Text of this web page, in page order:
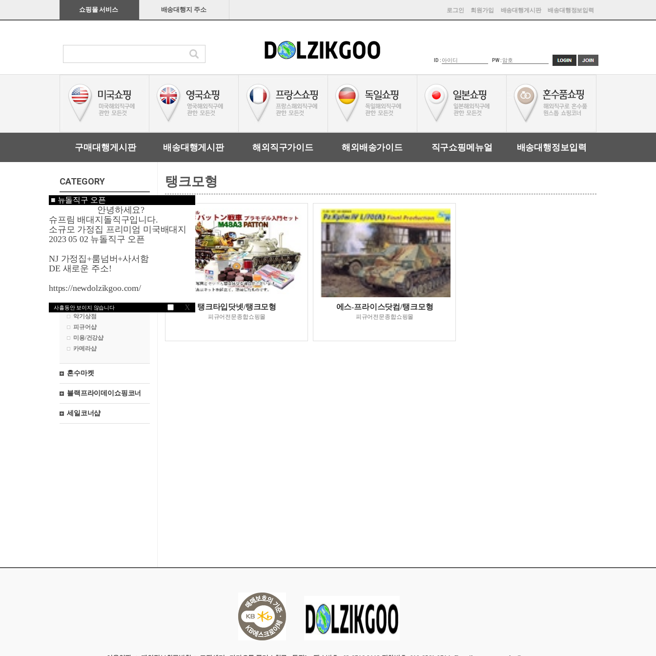
■ 뉴돌직구 오픈
안녕하세요?
슈프림 배대지돌직구입니다.
소규모 가정집 프리미엄 미국배대지
2023 05 02 뉴돌직구 오픈
NJ 가정집+룸넘버+사서함
DE 새로운 주소!
https://newdolzikgoo.com/
사흘동안 보이지 않습니다 X
쇼핑몰 서비스 배송대행지 주소 로그인 회원가입 배송대행게시판 배송대행정보입력
ID : PW :
구매대행게시판 배송대행게시판 해외직구가이드 해외배송가이드 직구쇼핑메뉴얼 배송대행정보입력
CATEGORY
미국쇼핑
영국쇼핑
프랑스쇼핑
독일쇼핑
낚시용품
악기상점
피규어샵
미용/건강샵
카메라샵
혼수마켓
블랙프라이데이쇼핑코너
세일코너샵
탱크모형
탱크타입닷넷/탱크모형
피규어전문종합쇼핑몰
에스-프라이스닷컴/탱크모형
피규어전문종합쇼핑몰